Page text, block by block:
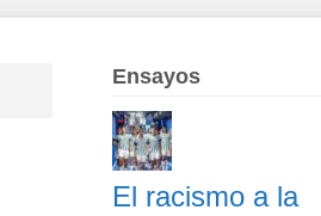
Ensayos
El racismo a la